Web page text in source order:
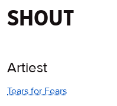
shout
Artiest
Tears for Fears